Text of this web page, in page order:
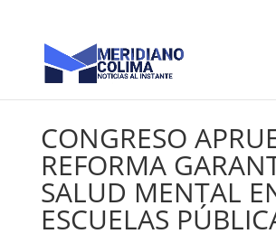
CONGRESO
REFORMA
SALUD MENTAL
ESCUELAS